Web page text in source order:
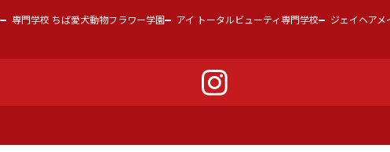
専門学校 ちば愛犬動物フラワー学園 アイ トータルビューティ専門学校 ジェイヘア